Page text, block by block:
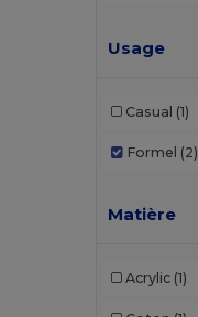
Usage
Casual (1)
Formel (2)
Matière
Acrylic (1)